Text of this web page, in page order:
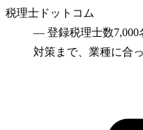
税理士ドットコム
— 登録税理士数
対策まで、業種に合